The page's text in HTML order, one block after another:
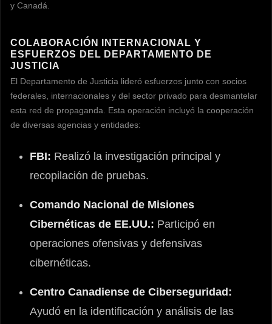
y Canadá.
COLABORACIÓN INTERNACIONAL Y
ESFUERZOS DEL DEPARTAMENTO DE
JUSTICIA
El Departamento de Justicia lideró esfuerzos junto con socios
federales, internacionales y del sector privado para desmantelar
esta red de propaganda. Esta operación incluyó la cooperación
de diversas agencias y entidades:
FBI: Realizó la investigación principal y
recopilación de pruebas.
Comando Nacional de Misiones
Cibernéticas de EE.UU.: Participó en
operaciones ofensivas y defensivas
cibernéticas.
Centro Canadiense de Ciberseguridad:
Ayudó en la identificación y análisis de las